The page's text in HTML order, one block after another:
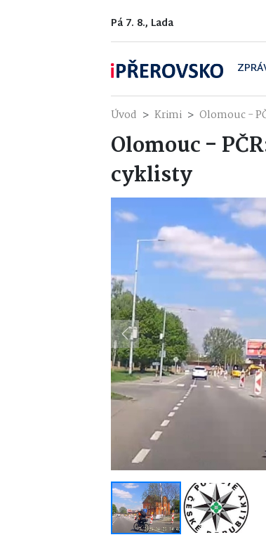
Pá 7. 8., Lada
Úvod Krimi Olomouc -
Olomouc -
cyklisty
Previous